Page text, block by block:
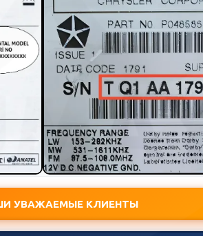
УВАЖАЕМЫЕ КЛИЕНТЫ